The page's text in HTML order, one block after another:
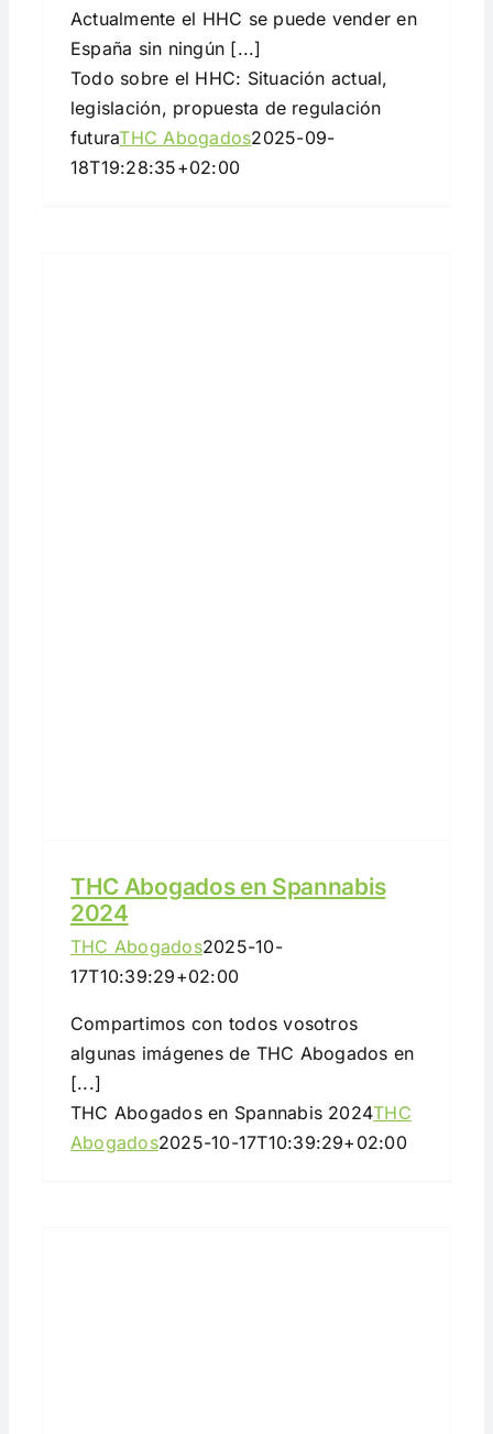
Actualmente el HHC se puede vender en
España sin ningún [...]
Todo sobre el HHC: Situación actual,
legislación, propuesta de regulación
futuraTHC Abogados2025-09-
18T19:28:35+02:00
THC Abogados en Spannabis
2024
THC Abogados2025-10-
17T10:39:29+02:00
Compartimos con todos vosotros
algunas imágenes de THC Abogados en
[...]
THC Abogados en Spannabis 2024THC
Abogados2025-10-17T10:39:29+02:00